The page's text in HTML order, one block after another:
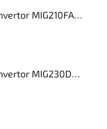
PANTERMAX® Svářecí invertor MIG210FALCO® 3 LCD SET4 (MIG/MMA/TIG)
PANTERMAX® Svářecí invertor MIG230DP® SET5 (MIG/MMA/TIG)